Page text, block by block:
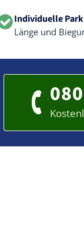
Individuelle
Länge und